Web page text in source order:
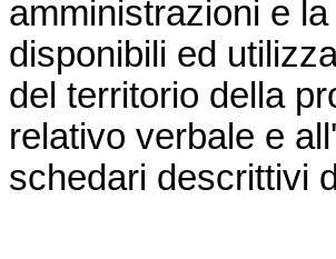
amministrazioni e
disponibili ed
del territorio della
relativo verbale e
schedari descrittivi